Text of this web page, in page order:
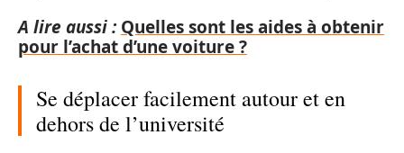
A lire aussi : Quelles sont les aides à obtenir
pour l’achat d’une voiture ?
Se déplacer facilement autour et en
dehors de l’université